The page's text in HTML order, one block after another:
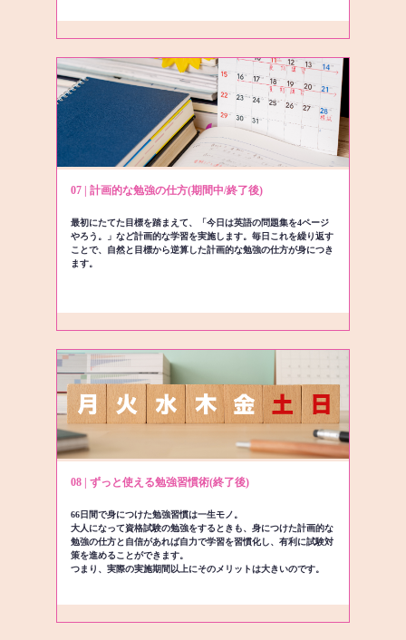
07 | 計画的な勉強の仕方(期間中/終了後)
最初にたてた目標を踏まえて、「今日は英語の問題集を4ページ
やろう。」など計画的な学習を実施します。毎日これを繰り返す
ことで、自然と目標から逆算した計画的な勉強の仕方が身につき
ます。
08 | ずっと使える勉強習慣術(終了後)
66日間で身につけた勉強習慣は一生モノ。
大人になって資格試験の勉強をするときも、身につけた計画的な
勉強の仕方と自信があれば自力で学習を習慣化し、有利に試験対
策を進めることができます。
つまり、実際の実施期間以上にそのメリットは大きいのです。